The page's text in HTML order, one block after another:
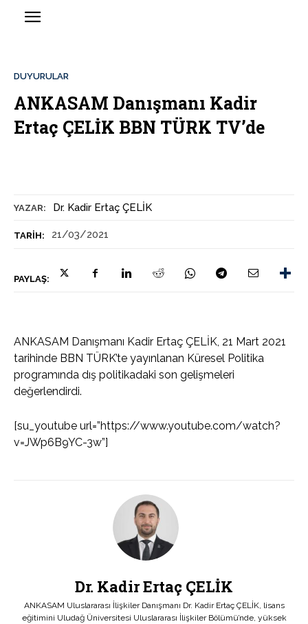
YAZAR: Dr. Kadir Ertaç ÇELİK
TARIH: 21/03/2021
PAYLAŞ:
DUYURULAR
ANKASAM Danışmanı Kadir
Ertaç ÇELİK BBN TÜRK TV’de
ANKASAM Danışmanı Kadir Ertaç ÇELİK, 21 Mart 2021
tarihinde BBN TÜRK’te yayınlanan Küresel Politika
programında dış politikadaki son gelişmeleri
değerlendirdi.
[su_youtube url=”https://www.youtube.com/watch?
v=JWp6B9YC-3w”]
Dr. Kadir Ertaç ÇELİK
ANKASAM Uluslararası İlişkiler Danışmanı Dr. Kadir Ertaç ÇELİK, lisans
eğitimini Uludağ Üniversitesi Uluslararası İlişkiler Bölümü’nde, yüksek